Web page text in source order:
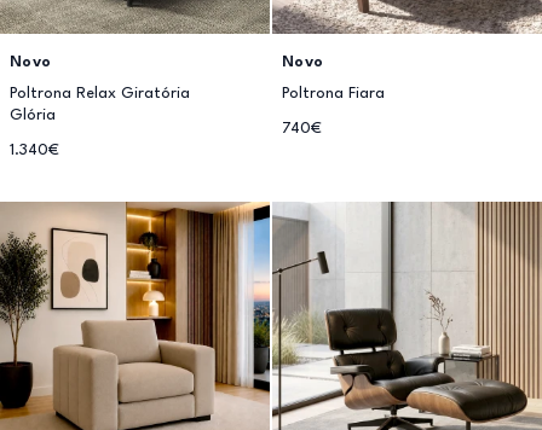
Novo
Poltrona Relax Giratória
Glória
1.340€
Novo
Poltrona Fiara
740€